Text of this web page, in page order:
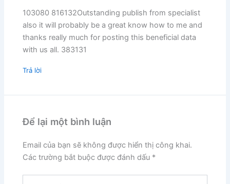
103080 816132Outstanding publish from specialist
also it will probably be a great know how to me and
thanks really much for posting this beneficial data
with us all. 383131
Trả lời
Để lại một bình luận
Email của bạn sẽ không được hiển thị công khai.
Các trường bắt buộc được đánh dấu *